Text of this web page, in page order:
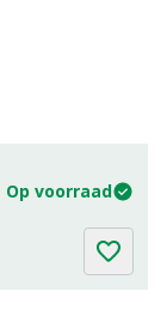
Op voorraad